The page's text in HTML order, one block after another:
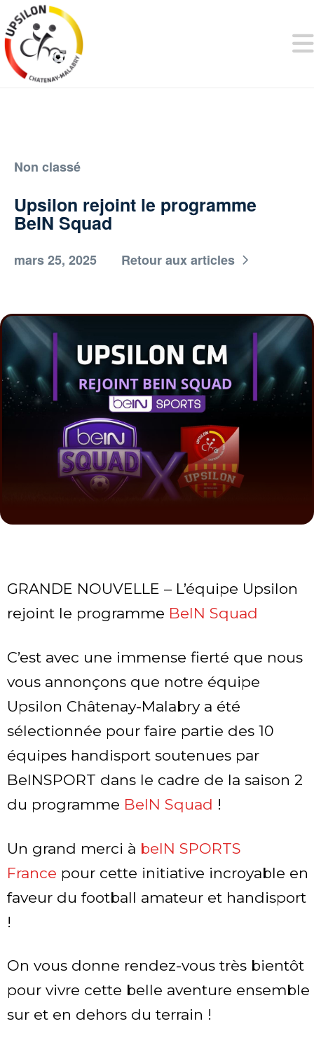
Non classé
Upsilon rejoint le programme
BeIN Squad
mars 25, 2025 Retour aux articles
GRANDE NOUVELLE – L’équipe Upsilon
rejoint le programme BeIN Squad
C’est avec une immense fierté que nous
vous annonçons que notre équipe
Upsilon Châtenay-Malabry a été
sélectionnée pour faire partie des 10
équipes handisport soutenues par
BeINSPORT dans le cadre de la saison 2
du programme BeIN Squad !
Un grand merci à beIN SPORTS
France pour cette initiative incroyable en
faveur du football amateur et handisport
!
On vous donne rendez-vous très bientôt
pour vivre cette belle aventure ensemble
sur et en dehors du terrain !